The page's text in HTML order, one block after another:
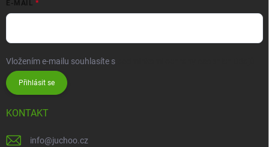
E-MAIL
Vložením e-mailu souhlasíte s
Přihlásit se
KONTAKT
info@juchoo.cz